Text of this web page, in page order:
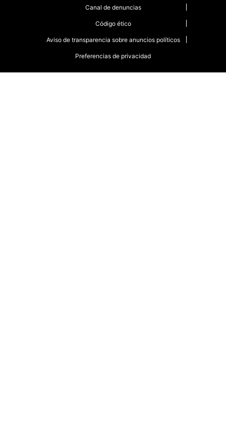
Canal de denuncias
Código ético
Aviso de transparencia sobre anuncios políticos
Preferencias de privacidad